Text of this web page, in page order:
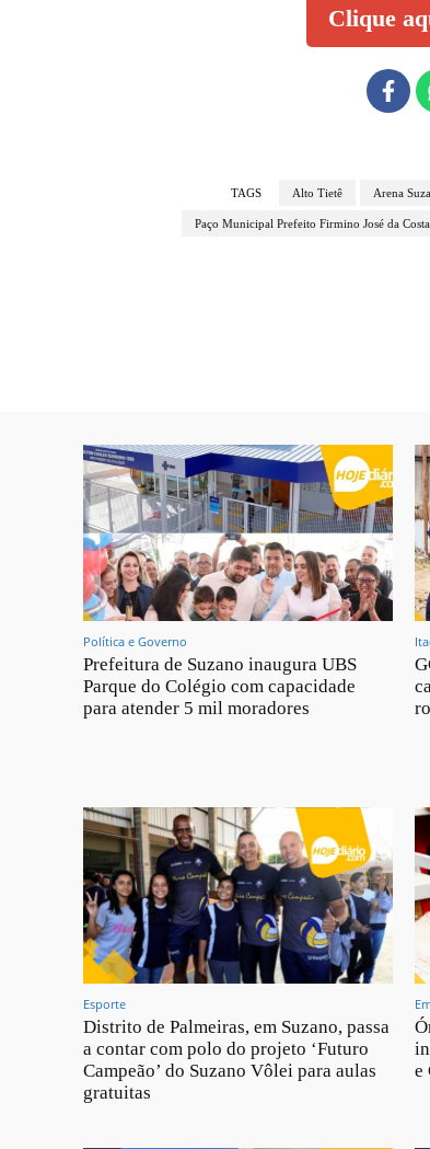
Clique
TAGS Alto Tietê Arena
Paço Municipal Prefeito Firmino José da Costa
Política e Governo
Prefeitura de Suzano inaugura UBS
Parque do Colégio com capacidade
para atender 5 mil moradores
Esporte
Distrito de Palmeiras, em Suzano, passa
a contar com polo do projeto ‘Futuro
Campeão’ do Suzano Vôlei para aulas
gratuitas
e